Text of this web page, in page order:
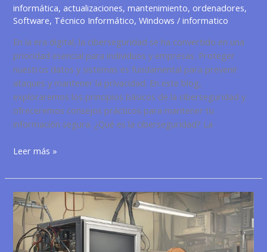
informática,actualizaciones,mantenimiento, ordenadores,
Software, Técnico Informático,Windows /informatico
En la era digital, la ciberseguridad se ha convertido en una
prioridad esencial para individuos y empresas. Proteger
nuestros datos y sistemas es fundamental para prevenir
ataques y mantener la privacidad. En este blog,
exploraremos los principios básicos de la ciberseguridad y
ofreceremos consejos prácticos para mantener tu
información segura. ¿Qué es la ciberseguridad? La
Principios
de
la
ciberseguridad:
Protegiendo
Información
Leer más »